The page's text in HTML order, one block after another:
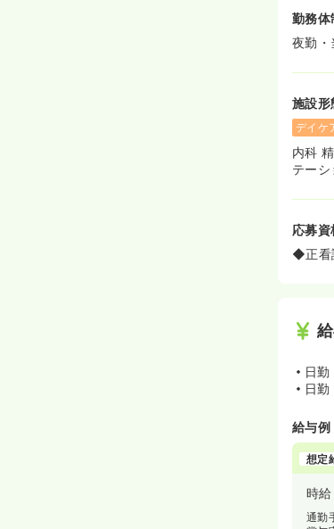
勤務体
夜勤・
施設形
デイケ
内科
テーシ
応募資
◆正看
日勤
日勤
給与例
想定
時給
通勤